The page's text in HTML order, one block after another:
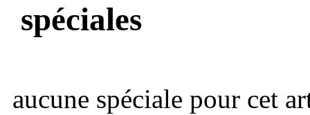
spéciales
aucune spéciale pour cet